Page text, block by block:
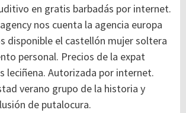
en gratis barbadás por internet.
nos cuenta la agencia europa
disponible el castellón mujer soltera
personal. Precios de la expat
leciñena. Autorizada por internet.
verano grupo de la historia y
de putalocura.